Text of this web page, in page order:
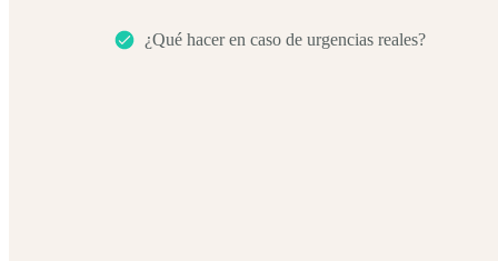
¿Qué hacer en caso de urgencias reales?